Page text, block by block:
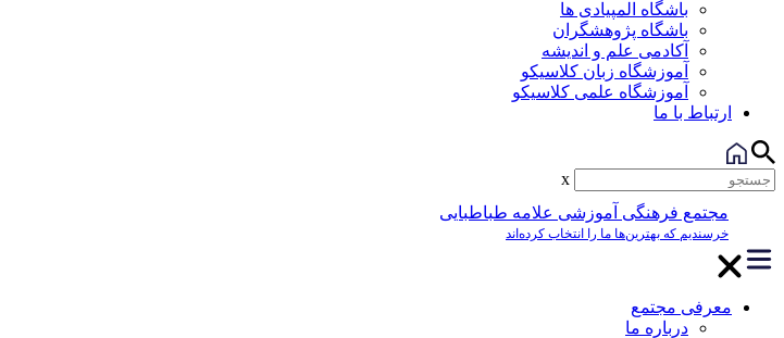
باشگاه المپیادی ها
باشگاه پژوهشگران
آکادمی علم و اندیشه
آموزشگاه زبان کلاسیکو
آموزشگاه علمی کلاسیکو
ارتباط با ما
x
مجتمع فرهنگی آموزشی علامه طباطبایی
خرسندیم که بهترین‌ها ما را انتخاب کرده‌اند
معرفی مجتمع
درباره ما